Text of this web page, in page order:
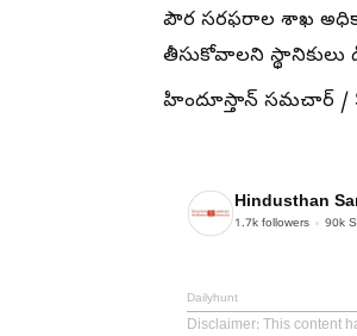
పౌర సరఫరాల శాఖ
తీసుకోవాలని స్థానికులు
హిందూస్తాన్ సమచార్ /
Hindusthan
1.7k followers 90k
Dailyhunt
Disclaimer: This content